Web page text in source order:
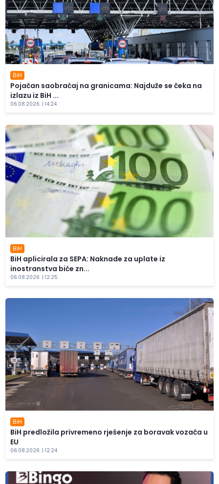
BiH
Pojačan saobraćaj na granicama: Najduže se čeka na
izlazu iz BiH ...
06.08.2026. | 14:24
BiH
BiH aplicirala za SEPA: Naknade za uplate iz
inostranstva biće zn...
06.08.2026. | 12:25
BiH
BiH predložila privremeno rješenje za boravak vozača u
EU
06.08.2026. | 12:24